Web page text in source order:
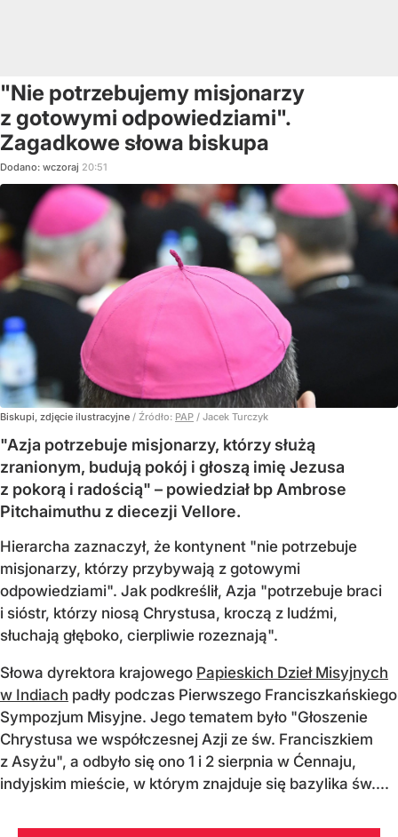
"Nie potrzebujemy misjonarzy
z gotowymi odpowiedziami".
Zagadkowe słowa biskupa
Dodano: wczoraj 20:51
Biskupi, zdjęcie ilustracyjne / Źródło: PAP / Jacek Turczyk
"Azja potrzebuje misjonarzy, którzy służą
zranionym, budują pokój i głoszą imię Jezusa
z pokorą i radością" – powiedział bp Ambrose
Pitchaimuthu z diecezji Vellore.
Hierarcha zaznaczył, że kontynent "nie potrzebuje
misjonarzy, którzy przybywają z gotowymi
odpowiedziami". Jak podkreślił, Azja "potrzebuje braci
i sióstr, którzy niosą Chrystusa, kroczą z ludźmi,
słuchają głęboko, cierpliwie rozeznają".
Słowa dyrektora krajowego Papieskich Dzieł Misyjnych
w Indiach padły podczas Pierwszego Franciszkańskiego
Sympozjum Misyjne. Jego tematem było "Głoszenie
Chrystusa we współczesnej Azji ze św. Franciszkiem
z Asyżu", a odbyło się ono 1 i 2 sierpnia w Ćennaju,
indyjskim mieście, w którym znajduje się bazylika św....